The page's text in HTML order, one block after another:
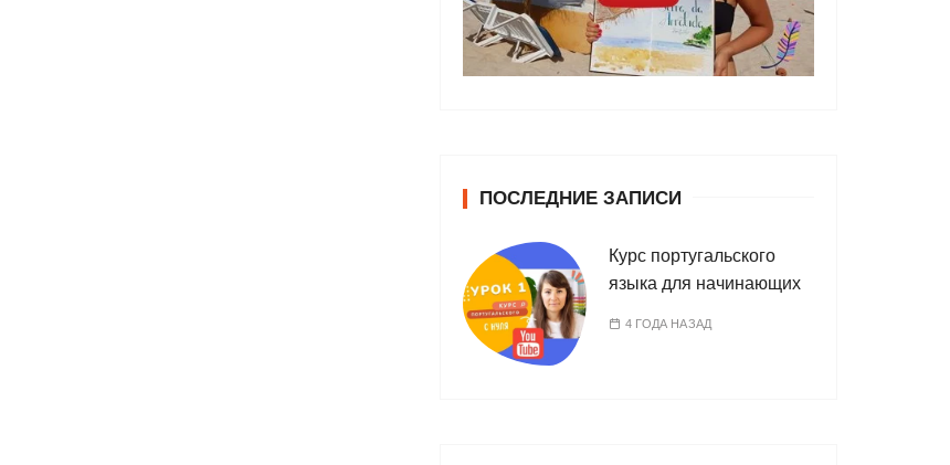
ПОСЛЕДНИЕ ЗАПИСИ
Курс португальского
языка для начинающих
4 ГОДА НАЗАД